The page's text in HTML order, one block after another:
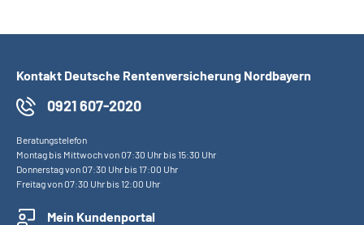
Kontakt Deutsche Rentenversicherung Nordbayern
0921 607-2020
Beratungstelefon
Montag bis Mittwoch von 07:30 Uhr bis 15:30 Uhr
Donnerstag von 07:30 Uhr bis 17:00 Uhr
Freitag von 07:30 Uhr bis 12:00 Uhr
Mein Kundenportal